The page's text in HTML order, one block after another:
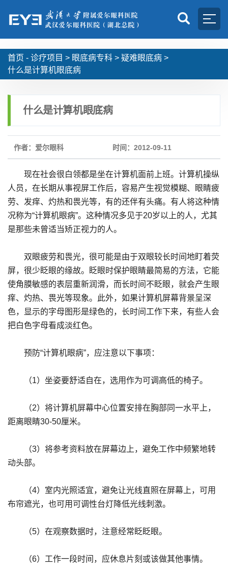
首页 - 诊疗项目 > 眼底病专科 > 疑难眼底病 >
什么是计算机眼底病
什么是计算机眼底病
作者：爱尔眼科 时间：2012-09-11
现在社会很白领都是坐在计算机面前上班。计算机操纵
人员，在长期从事视屏工作后，容易产生视觉模糊、眼睛疲
劳、发痒、灼热和畏光等，有的还伴有头痛。有人将这种情
况称为“计算机眼病”。这种情况多见于20岁以上的人，尤其
是那些未曾适当矫正视力的人。
双眼疲劳和畏光，很可能是由于双眼较长时间地盯着荧
屏，很少眨眼的缘故。眨眼时保护眼睛最简易的方法，它能
使角膜敏感的表层重新润滑，而长时间不眨眼，就会产生眼
痒、灼热、畏光等现象。此外，如果计算机屏幕背景呈深
色，显示的字母图形是绿色的，长时间工作下来，有些人会
把白色字母看成淡红色。
预防“计算机眼病”，应注意以下事项：
（1）坐姿要舒适自在，选用作为可调高低的椅子。
（2）将计算机屏幕中心位置安排在胸部同一水平上，
距离眼睛30-50厘米。
（3）将参考资料放在屏幕边上，避免工作中频繁地转
动头部。
（4）室内光照适宜，避免让光线直照在屏幕上，可用
布帘遮光，也可用可调性台灯降低光线刺激。
（5）在观察数据时，注意经常眨眨眼。
（6）工作一段时间，应休息片刻或该做其他事情。